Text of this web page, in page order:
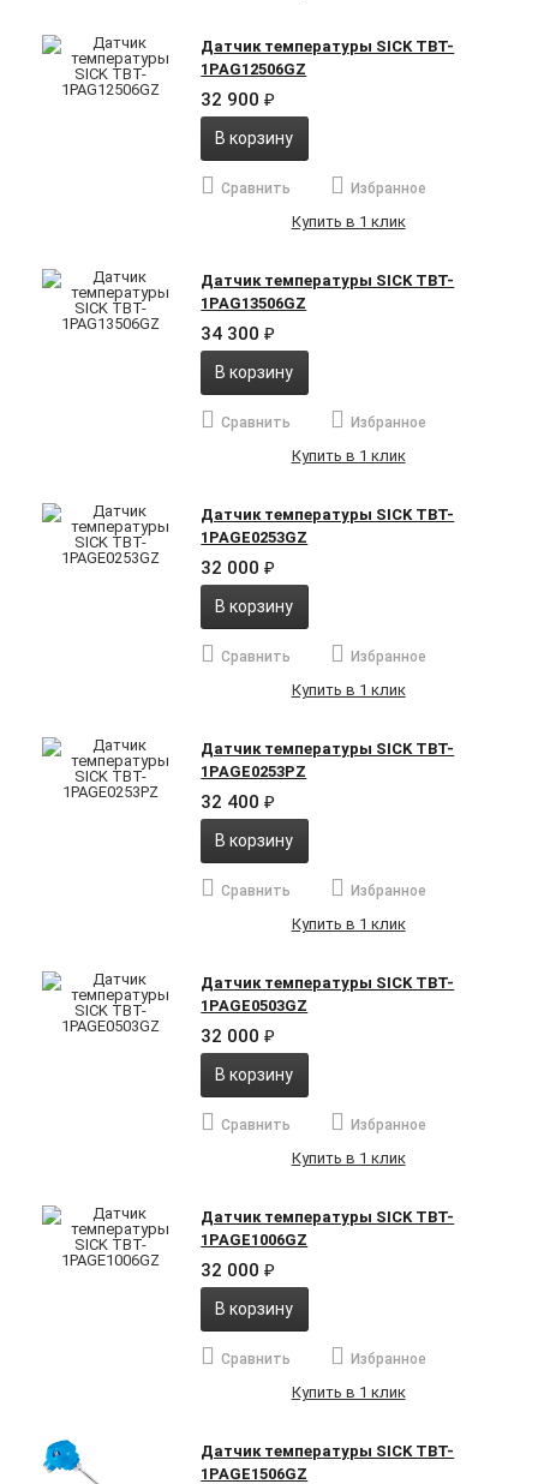
Датчик температуры SICK TBT-
1PAG12506GZ
32 900₽
В корзину
Сравнить Избранное
Купить в 1 клик
Датчик температуры SICK TBT-
1PAG13506GZ
34 300₽
В корзину
Сравнить Избранное
Купить в 1 клик
Датчик температуры SICK TBT-
1PAGE0253GZ
32 000₽
В корзину
Сравнить Избранное
Купить в 1 клик
Датчик температуры SICK TBT-
1PAGE0253PZ
32 400₽
В корзину
Сравнить Избранное
Купить в 1 клик
Датчик температуры SICK TBT-
1PAGE0503GZ
32 000₽
В корзину
Сравнить Избранное
Купить в 1 клик
Датчик температуры SICK TBT-
1PAGE1006GZ
32 000₽
В корзину
Сравнить Избранное
Купить в 1 клик
Датчик температуры SICK TBT-
1PAGE1506GZ